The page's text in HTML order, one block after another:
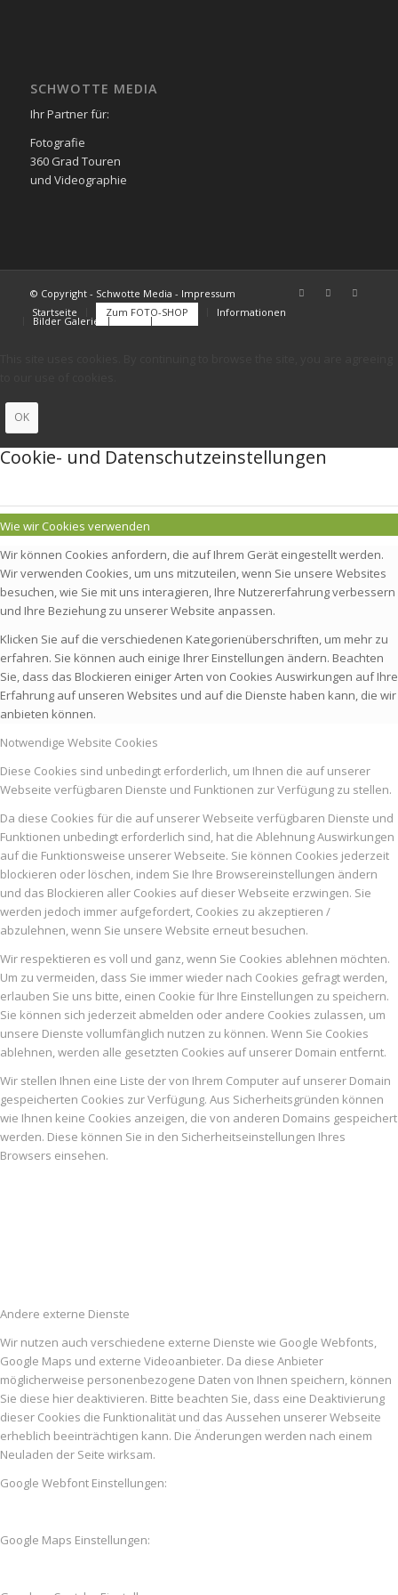
SCHWOTTE MEDIA
Ihr Partner für:
Fotografie
360 Grad Touren
und Videographie
© Copyright - Schwotte Media - Impressum
Startseite
Zum FOTO-SHOP Informationen
Bilder Galerie
OK
Cookie- und Datenschutzeinstellungen
Wie wir Cookies verwenden
Wir können Cookies anfordern, die auf Ihrem Gerät eingestellt werden.
Wir verwenden Cookies, um uns mitzuteilen, wenn Sie unsere Websites
besuchen, wie Sie mit uns interagieren, Ihre Nutzererfahrung verbessern
und Ihre Beziehung zu unserer Website anpassen.
Klicken Sie auf die verschiedenen Kategorienüberschriften, um mehr zu
erfahren. Sie können auch einige Ihrer Einstellungen ändern. Beachten
Sie, dass das Blockieren einiger Arten von Cookies Auswirkungen auf Ihre
Erfahrung auf unseren Websites und auf die Dienste haben kann, die wir
anbieten können.
Notwendige Website Cookies
Diese Cookies sind unbedingt erforderlich, um Ihnen die auf unserer
Webseite verfügbaren Dienste und Funktionen zur Verfügung zu stellen.
Da diese Cookies für die auf unserer Webseite verfügbaren Dienste und
Funktionen unbedingt erforderlich sind, hat die Ablehnung Auswirkungen
auf die Funktionsweise unserer Webseite. Sie können Cookies jederzeit
blockieren oder löschen, indem Sie Ihre Browsereinstellungen ändern
und das Blockieren aller Cookies auf dieser Webseite erzwingen. Sie
werden jedoch immer aufgefordert, Cookies zu akzeptieren /
abzulehnen, wenn Sie unsere Website erneut besuchen.
Wir respektieren es voll und ganz, wenn Sie Cookies ablehnen möchten.
Um zu vermeiden, dass Sie immer wieder nach Cookies gefragt werden,
erlauben Sie uns bitte, einen Cookie für Ihre Einstellungen zu speichern.
Sie können sich jederzeit abmelden oder andere Cookies zulassen, um
unsere Dienste vollumfänglich nutzen zu können. Wenn Sie Cookies
ablehnen, werden alle gesetzten Cookies auf unserer Domain entfernt.
Wir stellen Ihnen eine Liste der von Ihrem Computer auf unserer Domain
gespeicherten Cookies zur Verfügung. Aus Sicherheitsgründen können
wie Ihnen keine Cookies anzeigen, die von anderen Domains gespeichert
werden. Diese können Sie in den Sicherheitseinstellungen Ihres
Browsers einsehen.
Andere externe Dienste
Wir nutzen auch verschiedene externe Dienste wie Google Webfonts,
Google Maps und externe Videoanbieter. Da diese Anbieter
möglicherweise personenbezogene Daten von Ihnen speichern, können
Sie diese hier deaktivieren. Bitte beachten Sie, dass eine Deaktivierung
dieser Cookies die Funktionalität und das Aussehen unserer Webseite
erheblich beeinträchtigen kann. Die Änderungen werden nach einem
Neuladen der Seite wirksam.
Google Webfont Einstellungen:
Google Maps Einstellungen: